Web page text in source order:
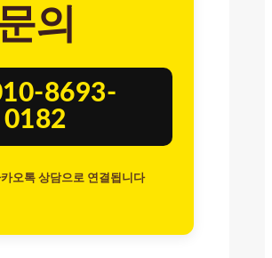
의
8693-
0182
오톡 상담으로 연결됩니다